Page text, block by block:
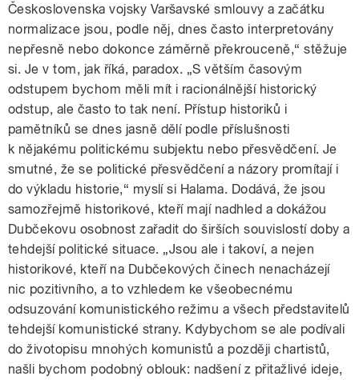
Československa vojsky Varšavské smlouvy a začátku
normalizace jsou, podle něj, dnes často interpretovány
nepřesně nebo dokonce záměrně překrouceně,“ stěžuje
si. Je v tom, jak říká, paradox. „S větším časovým
odstupem bychom měli mít i racionálnější historický
odstup, ale často to tak není. Přístup historiků i
pamětníků se dnes jasně dělí podle příslušnosti
k nějakému politickému subjektu nebo přesvědčení. Je
smutné, že se politické přesvědčení a názory promítají i
do výkladu historie,“ myslí si Halama. Dodává, že jsou
samozřejmě historikové, kteří mají nadhled a dokážou
Dubčekovu osobnost zařadit do širších souvislostí doby a
tehdejší politické situace. „Jsou ale i takoví, a nejen
historikové, kteří na Dubčekových činech nenacházejí
nic pozitivního, a to vzhledem ke všeobecnému
odsuzování komunistického režimu a všech představitelů
tehdejší komunistické strany. Kdybychom se ale podívali
do životopisu mnohých komunistů a později chartistů,
našli bychom podobný oblouk: nadšení z přitažlivé ideje,